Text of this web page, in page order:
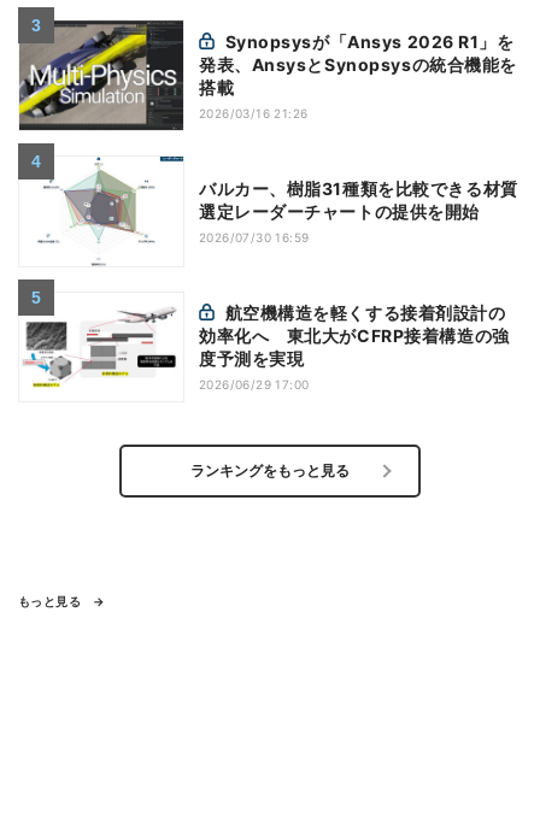
発表、AnsysとSynopsysの統合機能を
搭載
2026/03/16 21:26
バルカー、樹脂31種類を比較できる材質
選定レーダーチャートの提供を開始
2026/07/30 16:59
効率化へ 東北大がCFRP接着構造の強
度予測を実現
2026/06/29 17:00
ランキングをもっと見る
もっと見る